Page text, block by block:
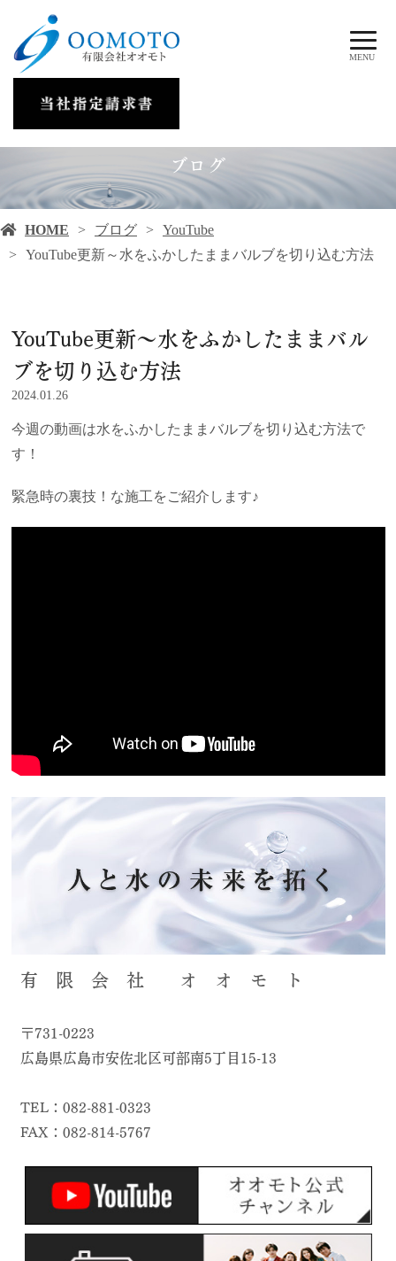
MENU
ブログ
HOME ブログ
YouTube
YouTube更新～水をふかしたままバルブを切り込む方法
YouTube更新～水をふかしたままバル
ブを切り込む方法
2024.01.26
今週の動画は水をふかしたままバルブを切り込む方法で
す！
緊急時の裏技！な施工をご紹介します♪
有 限 会 社 オ オ モ ト
〒731-0223
広島県広島市安佐北区可部南5丁目15-13
TEL：082-881-0323
FAX：082-814-5767